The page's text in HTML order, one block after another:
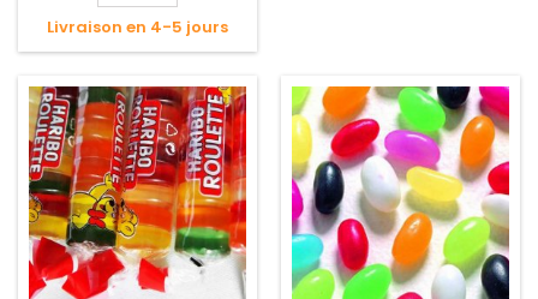
Livraison en 4-5 jours